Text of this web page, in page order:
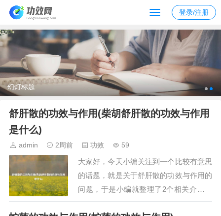
登录/注册
幻灯标题
舒肝散的功效与作用(柴胡舒肝散的功效与作用
是什么)
admin 2周前 功效 59
大家好，今天小编关注到一个比较有意思
的话题，就是关于舒肝散的功效与作用的
问题，于是小编就整理了2个相关介绍舒
肝散的功效与作用的解答，让我们一起看